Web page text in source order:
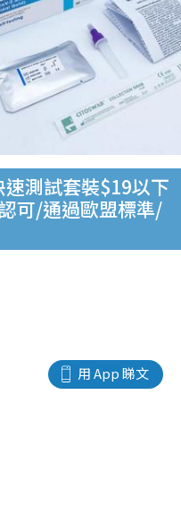
速測試套裝$19以下
可/通過歐盟標準/
用 App 睇文